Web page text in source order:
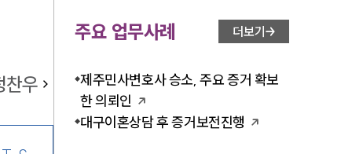
찬우
주요 업무사례 더보기
제주민사변호사 승소, 주요 증거 확보
한 의뢰인
대구이혼상담 후 증거보전진행